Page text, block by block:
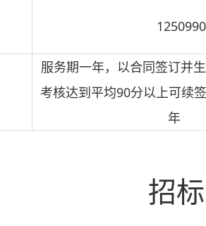
服务期一年，以合同签订并
考核达到平均90分以上可续
年
人：湖州